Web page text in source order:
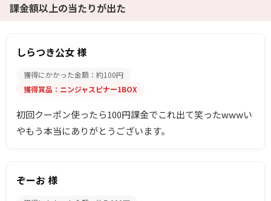
課金額以上の当たりが出た
しらつき公女 様
獲得にかかった金額：約100円
獲得賞品：ニンジャスピナー1BOX
初回クーポン使ったら100円課金でこれ出て笑ったwwwい
やもう本当にありがとうございます。
ぞーお 様